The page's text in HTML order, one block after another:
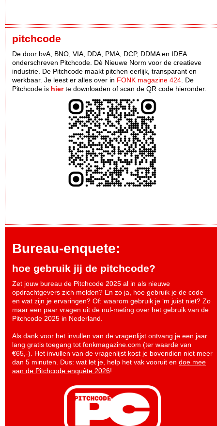
pitchcode
De door bvA, BNO, VIA, DDA, PMA, DCP, DDMA en IDEA
onderschreven Pitchcode. Dè Nieuwe Norm voor de creatieve
industrie. De Pitchcode maakt pitchen eerlijk, transparant en
werkbaar. Je leest er alles over in FONK magazine 424 . De
Pitchcode is hierte downloaden of scan de QR code hieronder.
Bureau-enquete:
hoe gebruik jij de pitchcode?
Zet jouw bureau de Pitchcode 2025 al in als nieuwe
opdrachtgevers zich melden? En zo ja, hoe gebruik je de code
en wat zijn je ervaringen? Of: waarom gebruik je ‘m juist niet? Zo
maar een paar vragen uit de nul-meting over het gebruik van de
Pitchcode 2025 in Nederland.
Als dank voor het invullen van de vragenlijst ontvang je een jaar
lang gratis toegang tot fonkmagazine.com (ter waarde van
€65,-). Het invullen van de vragenlijst kost je bovendien niet meer
dan 5 minuten. Dus: wat let je, help het vak vooruit en doe mee
aan de Pitchcode enquête 2026!